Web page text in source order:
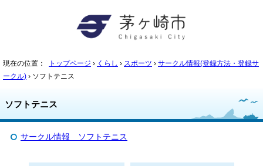
現在の位置： トップページ › くらし › スポーツ › サークル情報(登録方法・登録サ
ークル) › ソフトテニス
ソフトテニス
サークル情報 ソフトテニス